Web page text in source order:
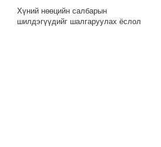
Хүний нөөцийн салбарын
шилдэгүүдийг шалгаруулах ёслол